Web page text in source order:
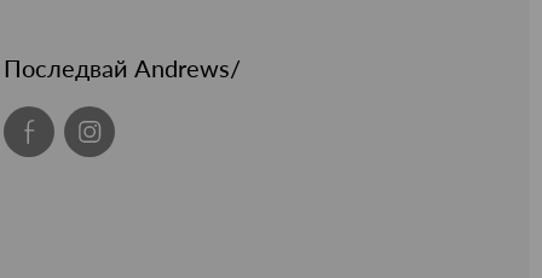
Последвай Andrews/